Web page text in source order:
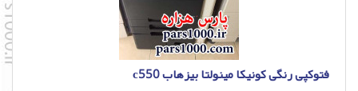
فتوکپی رنگی کونیکا مینولتا بیزهاب c550